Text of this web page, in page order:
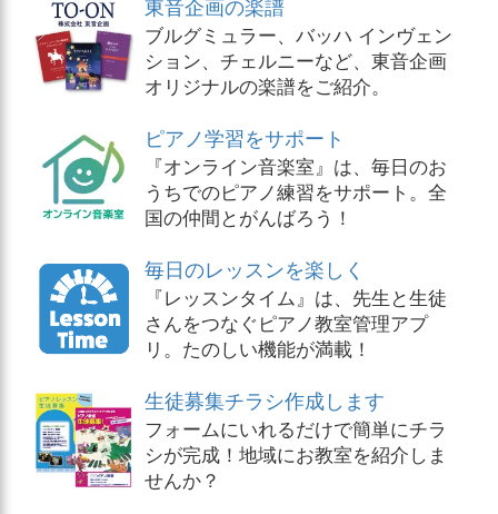
ブルグミュラー、バッハ インヴェン
ション、チェルニーなど、東音企画
オリジナルの楽譜をご紹介。
ピアノ学習をサポート
『オンライン音楽室』は、毎日のお
うちでのピアノ練習をサポート。全
国の仲間とがんばろう！
毎日のレッスンを楽しく
『レッスンタイム』は、先生と生徒
さんをつなぐピアノ教室管理アプ
リ。たのしい機能が満載！
生徒募集チラシ作成します
フォームにいれるだけで簡単にチラ
シが完成！地域にお教室を紹介しま
せんか？